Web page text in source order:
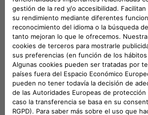
CON NOSOTROS, TUS
SIEMPRE ACTUALIZADOS
¿Por qué preocuparse por cómo
puedes tener el navegador
que te muestra el camino correcto?
vehículo cuenta con el programa